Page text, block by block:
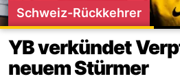
Schweiz-Rückkehrer
YB verkündet
neuem Stürmer